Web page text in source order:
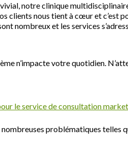
notre clinique
clients nous tient à cœur et c’est
nombreux et les services
n’impacte votre quotidien.
le service de consultation
problématiques telles